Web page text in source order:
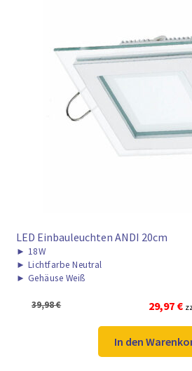
LED Einbauleuchten ANDI 20cm
► 18W
► Lichtfarbe Neutral
► Gehäuse Weiß
39,98€
war:
39,98 €
29,97 €
In den